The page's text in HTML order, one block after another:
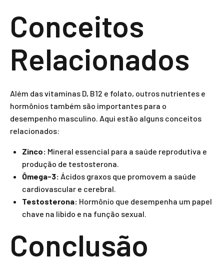
Conceitos
Relacionados
Além das vitaminas D, B12 e folato, outros nutrientes e
hormônios também são importantes para o
desempenho masculino. Aqui estão alguns conceitos
relacionados:
Zinco: Mineral essencial para a saúde reprodutiva e
produção de testosterona.
Ômega-3: Ácidos graxos que promovem a saúde
cardiovascular e cerebral.
Testosterona: Hormônio que desempenha um papel
chave na libido e na função sexual.
Conclusão